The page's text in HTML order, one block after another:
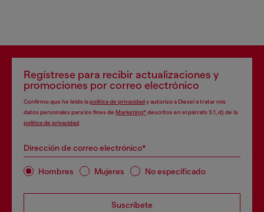
Regístrese para recibir actualizaciones y
promociones por correo electrónico
Confirmo que he leído lapolítica de privacidady autorizo a Diesel a tratar mis
datos personales para los fines de Marketing*descritos en el párrafo 3.1, d) de la
política de privacidad
Dirección de correo electrónico*
Hombres Mujeres No especificado
Suscríbete